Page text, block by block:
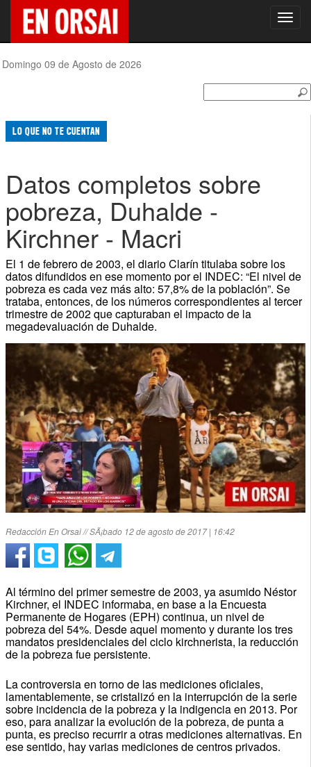
Domingo 09 de Agosto de 2026
LO QUE NO TE CUENTAN
Datos completos sobre
pobreza, Duhalde -
Kirchner - Macri
El 1 de febrero de 2003, el diario Clarín titulaba sobre los
datos difundidos en ese momento por el INDEC: “El nivel de
pobreza es cada vez más alto: 57,8% de la población”. Se
trataba, entonces, de los números correspondientes al tercer
trimestre de 2002 que capturaban el impacto de la
megadevaluación de Duhalde.
Redacción En Orsai // SÃ¡bado 12 de agosto de 2017 | 16:42
Al término del primer semestre de 2003, ya asumido Néstor
Kirchner, el INDEC informaba, en base a la Encuesta
Permanente de Hogares (EPH) continua, un nivel de
pobreza del 54%. Desde aquel momento y durante los tres
mandatos presidenciales del ciclo kirchnerista, la reducción
de la pobreza fue persistente.
La controversia en torno de las mediciones oficiales,
lamentablemente, se cristalizó en la interrupción de la serie
sobre incidencia de la pobreza y la indigencia en 2013. Por
eso, para analizar la evolución de la pobreza, de punta a
punta, es preciso recurrir a otras mediciones alternativas. En
ese sentido, hay varias mediciones de centros privados.